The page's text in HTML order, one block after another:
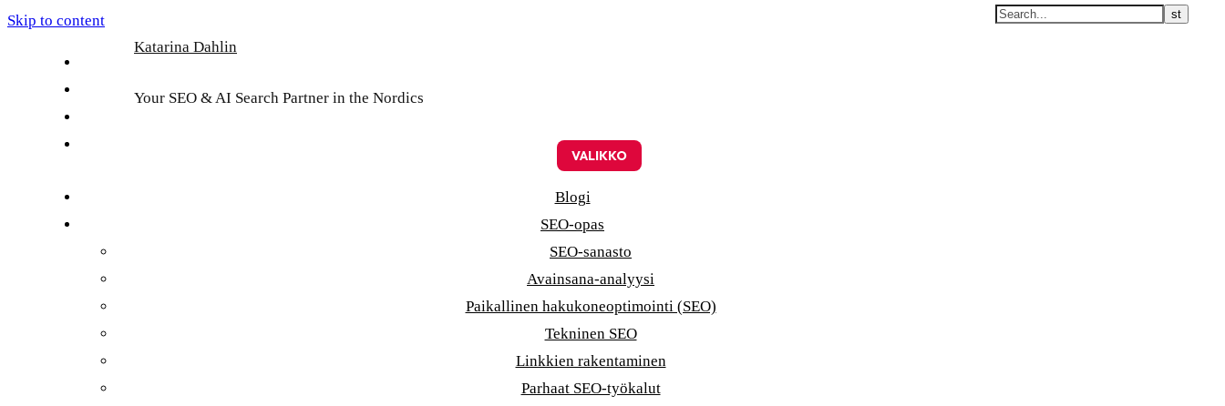
Skip to content
Katarina Dahlin
Your SEO & AI Search Partner in the Nordics
VALIKKO
Blogi
SEO-opas
SEO-sanasto
Avainsana-analyysi
Paikallinen hakukoneoptimointi (SEO)
Tekninen SEO
Linkkien rakentaminen
Parhaat SEO-työkalut